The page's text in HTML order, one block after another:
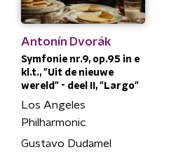
Antonín Dvorák
Symfonie nr.9, op.95 in e
kl.t., "Uit de nieuwe
wereld" - deel II, "Largo"
Los Angeles
Philharmonic
Gustavo Dudamel